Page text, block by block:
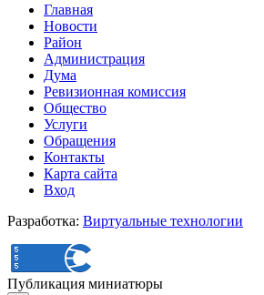
Главная
Новости
Район
Администрация
Дума
Ревизионная комиссия
Общество
Услуги
Обращения
Контакты
Карта сайта
Вход
Разработка: Виртуальные технологии
Публикация миниатюры